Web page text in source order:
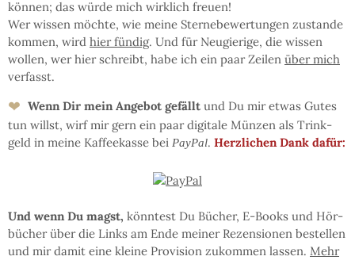
kön­nen; das wür­de mich wirk­lich freu­en!
Wer wis­sen möchte, wie mei­ne Ster­ne­be­wer­tun­gen zu­stan­de
kom­men, wird hier fün­dig. Und für Neu­gie­ri­ge, die wis­sen
wol­len, wer hier schreibt, ha­be ich ein paar Zei­len über mich
ver­fasst.
❤ Wenn Dir mein An­ge­bot ge­fällt und Du mir et­was Gu­tes
tun willst, wirf mir gern ein paar di­gi­ta­le Mün­zen als Trink­
geld in mei­ne Kaf­fee­kas­se bei PayPal. Herz­li­chen Dank dafür:
Und wenn Du magst, könn­test Du Bü­cher, E-Books und Hör­
bü­cher über die Links am En­de mei­ner Re­zen­sio­nen be­stel­len
und mir da­mit eine klei­ne Pro­vi­sion zu­kom­men las­sen. Mehr